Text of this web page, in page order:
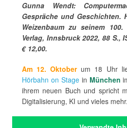
Gunna Wendt:
Gespräche und Geschichten.
Weizenbaum zu seinem
Verlag, Innsbruck 2022, 88 S.,
€ 12,00.
Am 12. Oktoberum 18 Uhr
Hörbahn on Stagein München
ihrem neuen Buch und spricht
Digitalisierung, KI und vieles mehr.